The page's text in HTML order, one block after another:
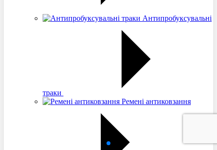
Антипробуксувальні
траки
Ремені антиковзання